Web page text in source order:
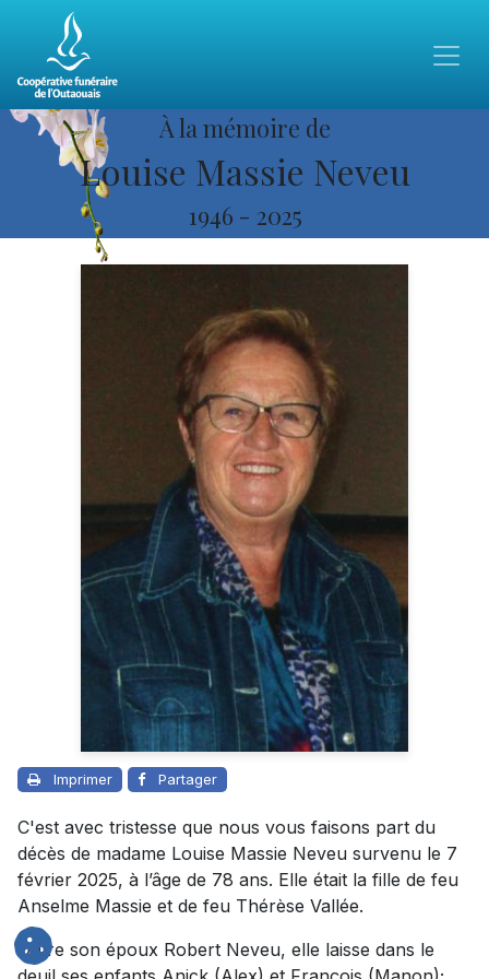
À la mémoire de
Louise Massie Neveu
1946 - 2025
Imprimer Partager
C'est avec tristesse que nous vous faisons part du
décès de madame Louise Massie Neveu survenu le 7
février 2025, à l’âge de 78 ans. Elle était la fille de feu
Anselme Massie et de feu Thérèse Vallée.
Outre son époux Robert Neveu, elle laisse dans le